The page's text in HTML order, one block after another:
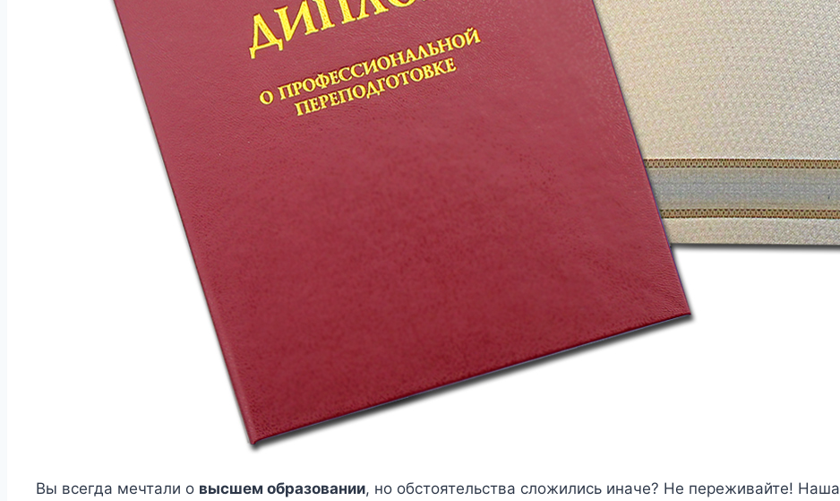
Вы всегда мечтали о высшем образовании, но обстоятельства сложились иначе? Не переживайте! Наша